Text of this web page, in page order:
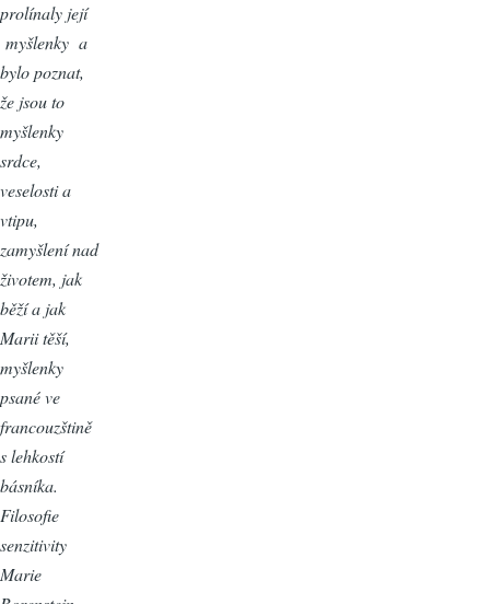
prolínaly její
myšlenky a
bylo poznat,
že jsou to
myšlenky
srdce,
veselosti a
vtipu,
zamyšlení nad
životem, jak
běží a jak
Marii těší,
myšlenky
psané ve
francouzštině
s lehkostí
básníka.
Filosofie
senzitivity
Marie